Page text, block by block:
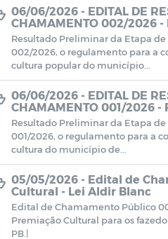
06/06/2026 - EDITAL DE
CHAMAMENTO 002/2026 -
Resultado Preliminar da Etapa
002/2026, o regulamento para a
cultura popular do município...
06/06/2026 - EDITAL DE
CHAMAMENTO 001/2026 -
Resultado Preliminar da Etapa
001/2026, o regulamento para a
cultura do município de...
05/05/2026 - Edital de
Cultural - Lei Aldir Blanc
Edital de Chamamento Público
Premiação Cultural para os
PB.|